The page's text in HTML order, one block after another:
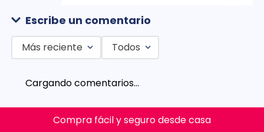
Escribe un comentario
Título
Más reciente Todos
Cargando comentarios…
Compra fácil y seguro desde casa